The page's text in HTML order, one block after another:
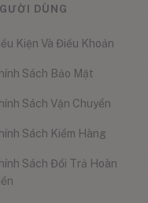
DÙNG
Kiện Và Điều Khoản
Sách Bảo Mật
Sách Vận Chuyển
Sách Kiểm Hàng
Sách Đổi Trả Hoàn